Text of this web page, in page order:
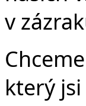
v
který